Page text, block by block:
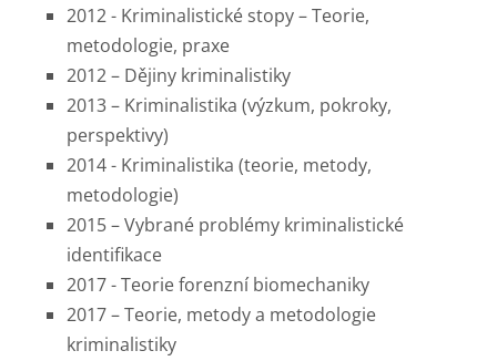
2012 - Kriminalistické stopy – Teorie,
metodologie, praxe
2012 – Dějiny kriminalistiky
2013 – Kriminalistika (výzkum, pokroky,
perspektivy)
2014 - Kriminalistika (teorie, metody,
metodologie)
2015 – Vybrané problémy kriminalistické
identifikace
2017 - Teorie forenzní biomechaniky
2017 – Teorie, metody a metodologie
kriminalistiky